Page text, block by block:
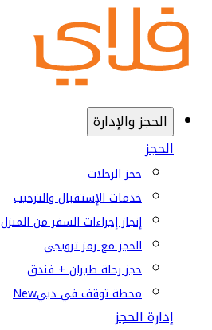
الحجز والإدارة
الحجز
حجز الرحلات
خدمات الإستقبال والترحيب
إنجاز إجراءات السفر من المنزل
الحجز مع رمز ترويجي
حجز رحلة طيران + فندق
محطة توقف في دبيNew
إدارة الحجز